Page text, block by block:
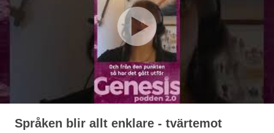
Språken blir allt enklare - tvärtemot